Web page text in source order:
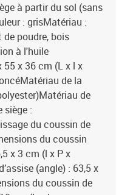
à partir du sol (sans
: grisMatériau :
de poudre, bois
à l'huile
55 x 36 cm (L x l x
de la
de
siège :
du coussin de
du coussin
x 3 cm (l x P x
(angle) : 63,5 x
du coussin de